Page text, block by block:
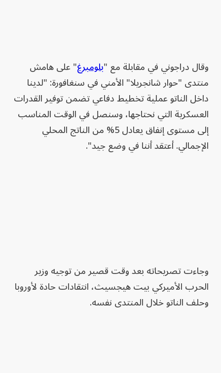
وقال دراجوني في مقابلة مع "بلومبرغ" على هامش
منتدى "حوار شانجريلا" الأمني في سنغافورة: "لدينا
داخل الناتو عملية تخطيط دفاعي تضمن توفير القدرات
العسكرية التي نحتاجها، وسنصل في الوقت المناسب
إلى مستوى إنفاق يعادل 5% من الناتج المحلي
الإجمالي. أعتقد أننا في وضع جيد".
وجاءت تصريحاته بعد وقت قصير من توجيه وزير
الحرب الأميركي بيت هيجسيث، انتقادات حادة لأوروبا
وحلف الناتو خلال المنتدى نفسه.